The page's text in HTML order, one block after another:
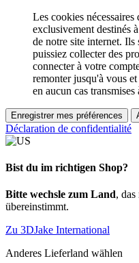
Les cookies
exclusivement destinés
de notre site internet. Ils
puissiez collecter des
connecter à votre
remonter jusqu'à vous
en aucun cas transmises
Enregistrer mes préférences
Déclaration de confidentialité
Bist du im richtigen Shop?
Bitte wechsle zum Land,
übereinstimmt.
Zu 3DJake International
Anderes Lieferland wählen